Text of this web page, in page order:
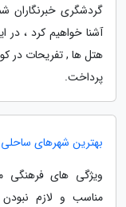
گردشگری خبرنگاران
آشنا خواهیم کرد ،
هتل ها , تفریحات
پرداخت.
بهترین شهرهای ساحلی
ویژگی های فرهنگی
مناسب و لازم